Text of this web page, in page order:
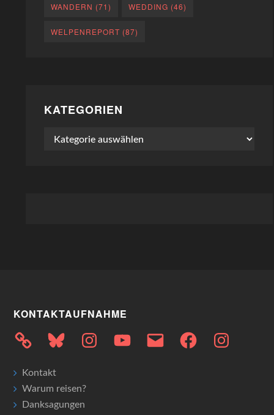
WANDERN (71) WEDDING (46)
WELPENREPORT (87)
KATEGORIEN
Kategorien
KONTAKTAUFNAHME
Bluesky InstagramYouTubeE-
Mail
FacebookInstagram
Kontakt
Warum reisen?
Danksagungen